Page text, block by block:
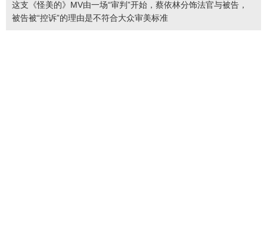
这支《怪美的》MV由一场“审判”开始，蔡依林分饰法官与被告，
被告被“控诉”的理由是不符合大众审美标准